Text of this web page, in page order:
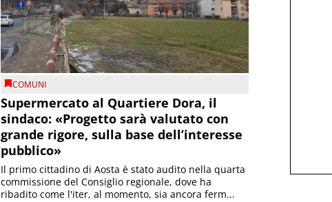
COMUNI
Supermercato al Quartiere Dora, il
sindaco: «Progetto sarà valutato con
grande rigore, sulla base dell’interesse
pubblico»
Il primo cittadino di Aosta è stato audito nella quarta
commissione del Consiglio regionale, dove ha
ribadito come l'iter, al momento, sia ancora ferm...